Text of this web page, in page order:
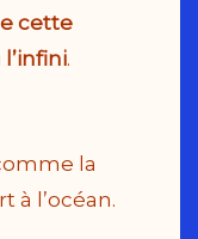
cette
.
la
à l’océan.